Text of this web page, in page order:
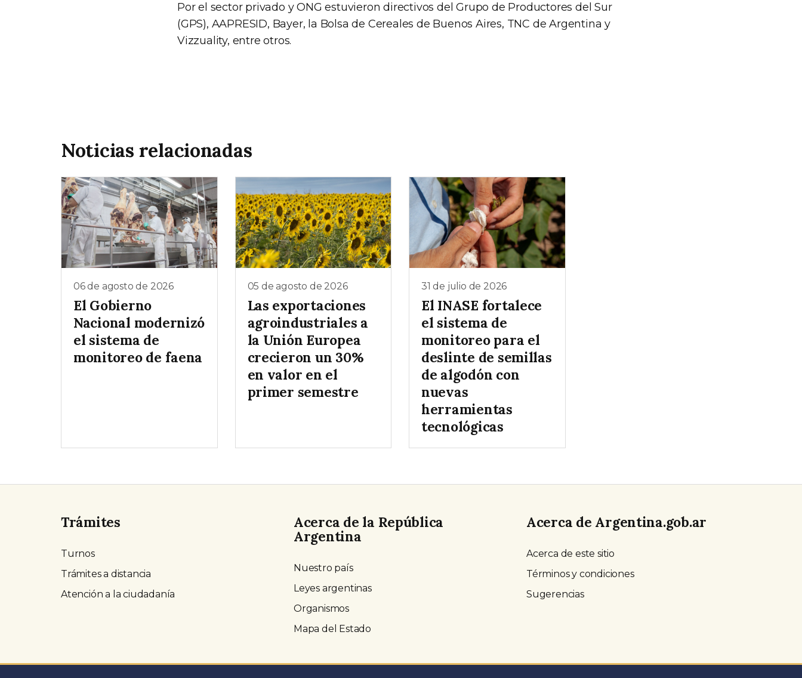
Por el sector privado y ONG estuvieron directivos del Grupo de Productores del Sur
(GPS), AAPRESID, Bayer, la Bolsa de Cereales de Buenos Aires, TNC de Argentina y
Vizzuality, entre otros.
Noticias relacionadas
06 de agosto de 2026
El Gobierno
Nacional modernizó
el sistema de
monitoreo de faena
05 de agosto de 2026
Las exportaciones
agroindustriales a
la Unión Europea
crecieron un 30%
en valor en el
primer semestre
31 de julio de 2026
El INASE fortalece
el sistema de
monitoreo para el
deslinte de semillas
de algodón con
nuevas
herramientas
tecnológicas
Trámites
Turnos
Trámites a distancia
Atención a la ciudadanía
Acerca de la República
Argentina
Nuestro país
Leyes argentinas
Organismos
Mapa del Estado
Acerca de Argentina.gob.ar
Acerca de este sitio
Términos y condiciones
Sugerencias